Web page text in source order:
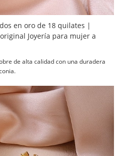
en oro de 18 quilates |
Joyería para mujer a
de alta calidad con una duradera